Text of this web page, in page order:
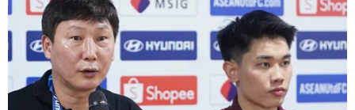
Trung Quốc qua tuyến Bắc Cực
15/09/2023 23:16
Tuyến đường biển đi qua Bắc Cực là tuyến đường biển
ngắn nhất giữa châu Âu và châu Á, dài khoảng
13.000km, chạy từ Biển Barents tới Eo biển Bering nằm